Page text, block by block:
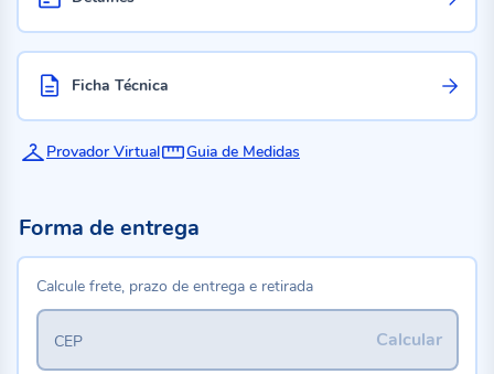
Ficha Técnica
Provador Virtual Guia de Medidas
Forma de entrega
Calcule frete, prazo de entrega e retirada
Calcular
CEP